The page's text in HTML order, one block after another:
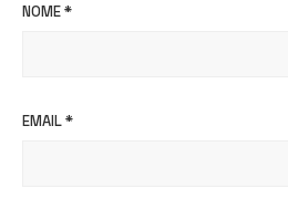
NOME*
EMAIL*